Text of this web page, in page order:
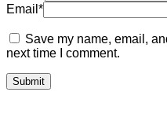
Email *
Save my name, email,
next time I comment.